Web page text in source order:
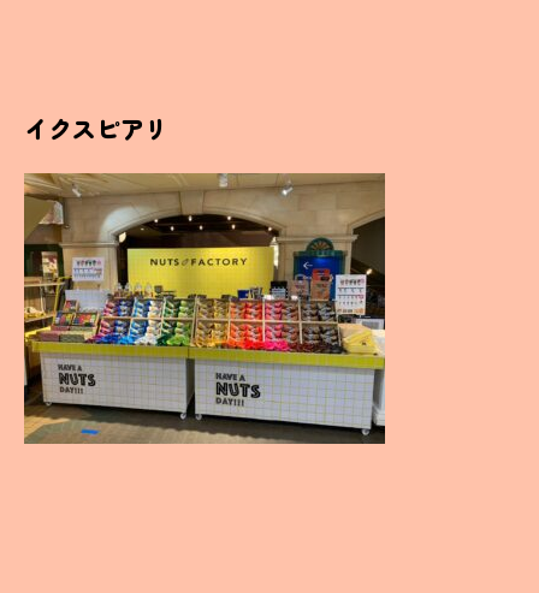
イクスピアリ